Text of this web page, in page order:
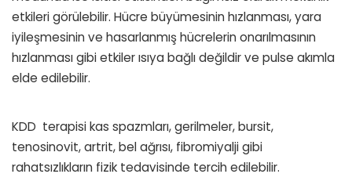
etkileri görülebilir. Hücre büyümesinin hızlanması, yara
iyileşmesinin ve hasarlanmış hücrelerin onarılmasının
hızlanması gibi etkiler ısıya bağlı değildir ve pulse akımla
elde edilebilir.
KDD terapisi kas spazmları, gerilmeler, bursit,
tenosinovit, artrit, bel ağrısı, fibromiyalji gibi
rahatsızlıkların fizik tedavisinde tercih edilebilir.